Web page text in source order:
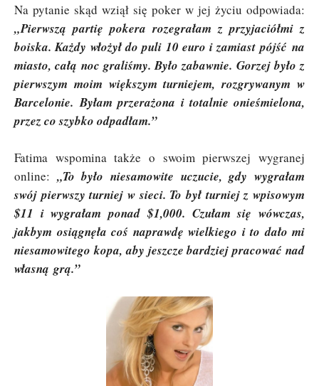
Na pytanie skąd wziął się poker w jej życiu odpowiada:
„Pierwszą partię pokera rozegrałam z przyjaciółmi z
boiska. Każdy włożył do puli 10 euro i zamiast pójść na
miasto, całą noc graliśmy. Było zabawnie. Gorzej było z
pierwszym moim większym turniejem, rozgrywanym w
Barcelonie. Byłam przerażona i totalnie onieśmielona,
przez co szybko odpadłam.”
Fatima wspomina także o swoim pierwszej wygranej
online: „To było niesamowite uczucie, gdy wygrałam
swój pierwszy turniej w sieci. To był turniej z wpisowym
$11 i wygrałam ponad $1,000. Czułam się wówczas,
jakbym osiągnęła coś naprawdę wielkiego i to dało mi
niesamowitego kopa, aby jeszcze bardziej pracować nad
własną grą.”